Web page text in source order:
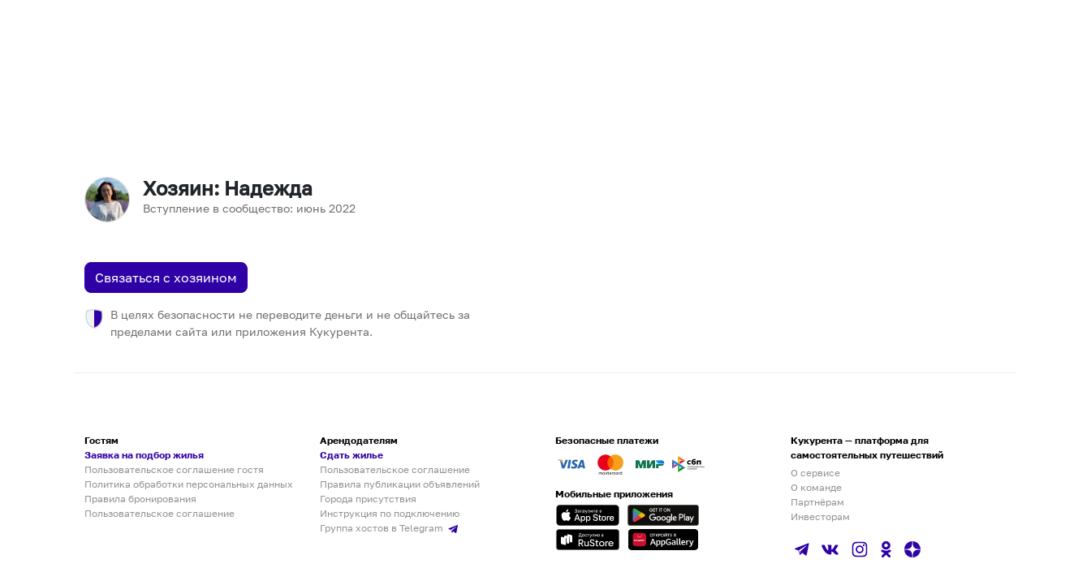
Хозяин: Надежда
Вступление в сообщество: июнь 2022
Связаться с хозяином
В целях безопасности не переводите деньги и не общайтесь за
пределами сайта или приложения Кукурента.
Гостям
Заявка на подбор жилья
Пользовательское соглашение гостя
Политика обработки персональных данных
Правила бронирования
Пользовательское соглашение
Арендодателям
Сдать жилье
Пользовательское соглашение
Правила публикации объявлений
Города присутствия
Инструкция по подключению
Группа хостов в Telegram
Безопасные платежи
Мобильные приложения
Кукурента — платформа для
самостоятельных путешествий
О сервисе
О команде
Партнёрам
Инвесторам